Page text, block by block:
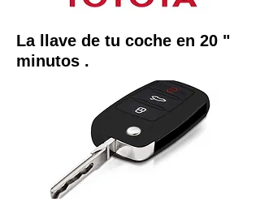
La llave de tu coche en 20 "
minutos .